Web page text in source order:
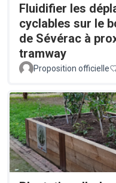
Fluidifier les
cyclables sur le
de Sévérac à
tramway
Proposition officielle